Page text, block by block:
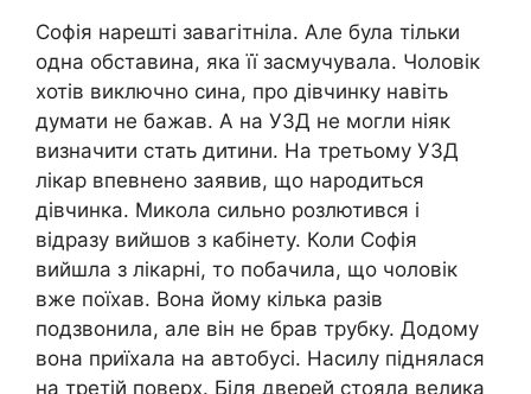
Софія нарешті завагітніла. Але була тільки
одна обставина, яка її засмучувала. Чоловік
хотів виключно сина, про дівчинку навіть
думати не бажав. А на УЗД не могли ніяк
визначити стать дитини. На третьому УЗД
лікар впевнено заявив, що народиться
дівчинка. Микола сильно розлютився і
відразу вийшов з кабінету. Коли Софія
вийшла з лікарні, то побачила, що чоловік
вже поїхав. Вона йому кілька разів
подзвонила, але він не брав трубку. Додому
вона приїхала на автобусі. Насилу піднялася
на третій поверх. Біля дверей стояла велика